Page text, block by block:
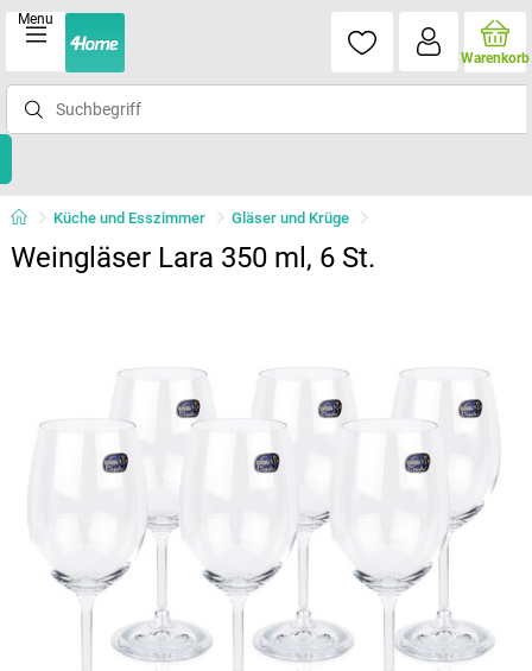
Menu
Warenkorb
Küche und Esszimmer Gläser und Krüge
Weingläser Lara 350 ml, 6 St.